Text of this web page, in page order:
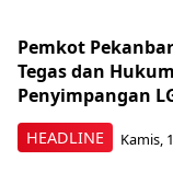
HEADLINE
Pemkot
Tegas dan
Penyimpangan
Kamis,